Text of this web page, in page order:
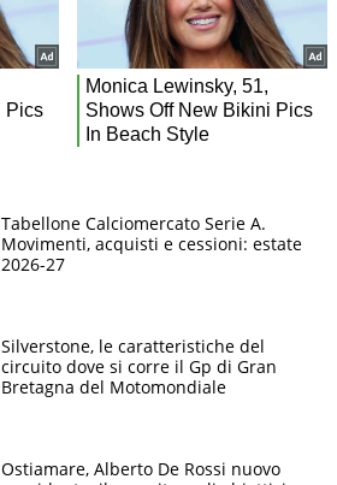
Tabellone Calciomercato Serie A.
Movimenti, acquisti e cessioni: estate
2026-27
Silverstone, le caratteristiche del
circuito dove si corre il Gp di Gran
Bretagna del Motomondiale
Ostiamare, Alberto De Rossi nuovo